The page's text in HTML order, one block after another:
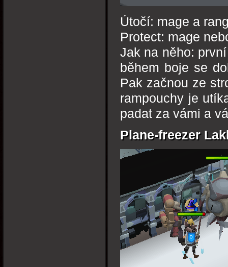
Útočí: mage a
Protect: mage
Jak na něho:
během boje se
Pak začnou ze
rampouchy je
padat za vámi a
Plane-freezer